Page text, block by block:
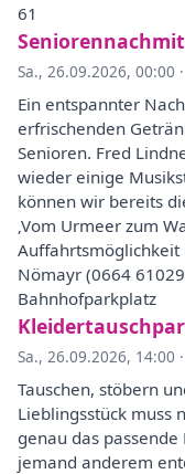
61
Sa., 26.09.2026, 00:00 ·
Ein entspannter
erfrischenden
Senioren. Fred
wieder einige
können wir bereits
‚Vom Urmeer zum
Auffahrtsmöglichkeit
Nömayr (0664
Bahnhofparkplatz
Sa., 26.09.2026, 14:00 ·
Tauschen, stöbern
Lieblingsstück muss
genau das
jemand anderem